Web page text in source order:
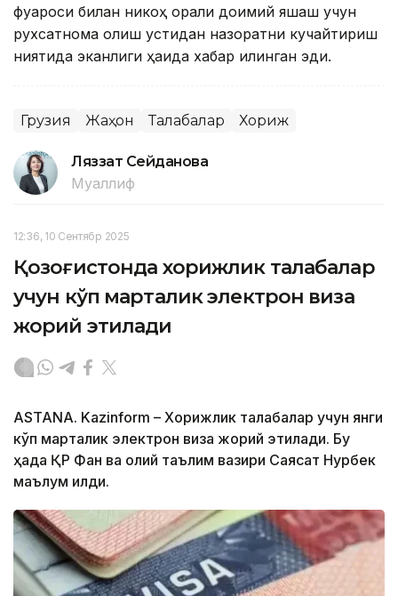
фуқароси билан никоҳ орқали доимий яшаш учун
рухсатнома олиш устидан назоратни кучайтириш
ниятида эканлиги ҳақида хабар қилинган эди.
Грузия Жаҳон Талабалар Хориж
Ляззат Сейданова
Муаллиф
12:36, 10 Сентябр 2025
Қозоғистонда хорижлик талабалар
учун кўп марталик электрон виза
жорий этилади
ASTANA. Kazinform – Хорижлик талабалар учун янги
кўп марталик электрон виза жорий этилади. Бу
ҳақда ҚР Фан ва олий таълим вазири Саясат Нурбек
маълум қилди.